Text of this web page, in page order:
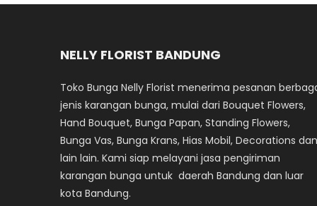
NELLY FLORIST BANDUNG
Toko Bunga Nelly Florist menerima pesanan
jenis karangan bunga, mulai dari Bouquet Flowers,
Hand Bouquet, Bunga Papan, Standing Flowers,
Bunga Vas, Bunga Krans, Hias Mobil, Decorations dan
lain lain. Kami siap melayani jasa pengiriman
karangan bunga untuk daerah Bandung dan luar
kota Bandung.